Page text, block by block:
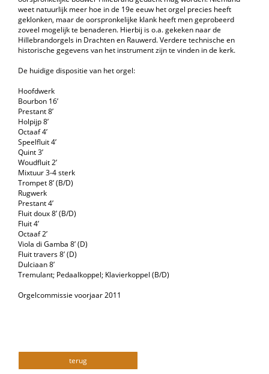
weet natuurlijk meer hoe in de 19e eeuw het orgel precies heeft
geklonken, maar de oorspronkelijke klank heeft men geprobeerd
zoveel mogelijk te benaderen. Hierbij is o.a. gekeken naar de
Hillebrandorgels in Drachten en Rauwerd. Verdere technische en
historische gegevens van het instrument zijn te vinden in de kerk.
De huidige dispositie van het orgel:
Hoofdwerk
Bourbon 16’
Prestant 8’
Holpijp 8’
Octaaf 4’
Speelfluit 4’
Quint 3’
Woudfluit 2’
Mixtuur 3-4 sterk
Trompet 8’ (B/D)
Rugwerk
Prestant 4’
Fluit doux 8’ (B/D)
Fluit 4’
Octaaf 2’
Viola di Gamba 8’ (D)
Fluit travers 8’ (D)
Dulciaan 8’
Tremulant; Pedaalkoppel; Klavierkoppel (B/D)
Orgelcommissie voorjaar 2011
terug